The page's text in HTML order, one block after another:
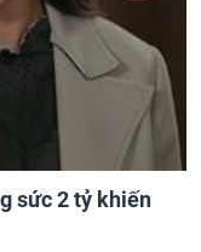
sức 2 tỷ khiến